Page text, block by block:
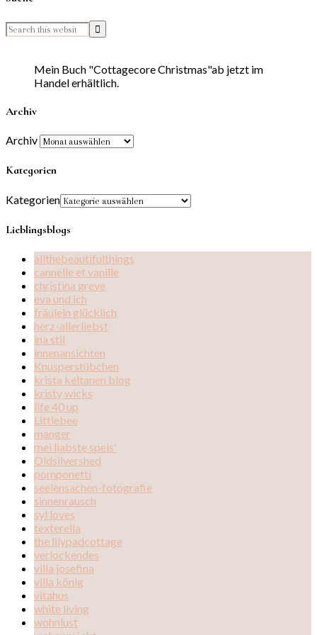
Mein Buch "Cottagecore Christmas"ab jetzt im
Handel erhältlich.
Archiv
Archiv
Kategorien
Kategorien
Lieblingsblogs
allthebeautifulthings
cannelle et vanille
christina greve
eva und ich
fräulein glücklich
herz-allerliebst
ina stil
innenansichten
Knusperstübchen
krista keltanen blog
kristy wicks
life 40 up
Littlebee
manger
mei liabste speis'
Oldsilvershed
pomponetti
seelensachen-fotografie
sinnenrausch
syl loves
texterella
the lilypadcottage
verlockendes
villa josefina
villa könig
vitahus
white living
wohnlust